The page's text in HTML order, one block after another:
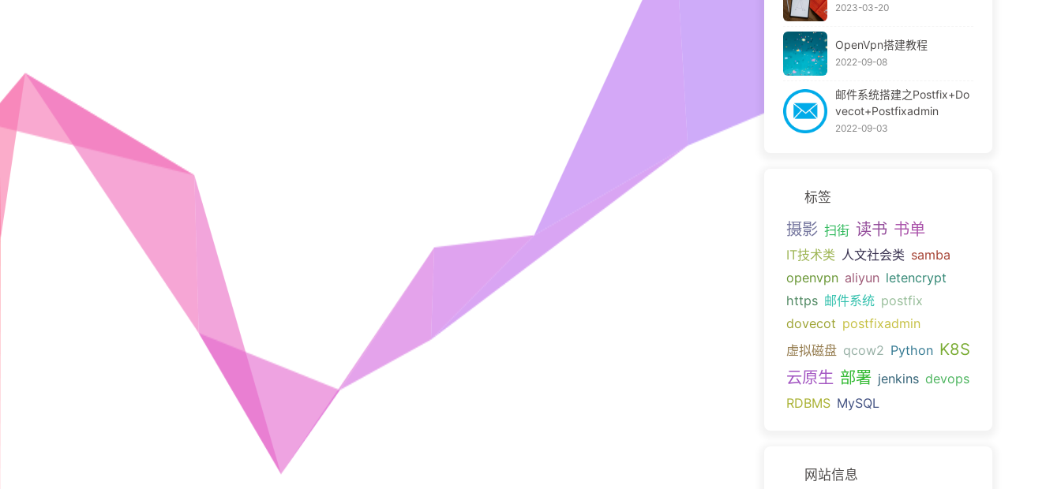
2023-03-20
OpenVpn搭建教程
2022-09-08
邮件系统搭建之Postfix+Do
vecot+Postfixadmin
2022-09-03
标签
摄影 扫街 读书 书单
IT技术类 人文社会类 samba
openvpn aliyun letencrypt
https 邮件系统 postfix
dovecot postfixadmin
虚拟磁盘 qcow2 Python K8S
云原生 部署 jenkins devops
RDBMS MySQL
网站信息